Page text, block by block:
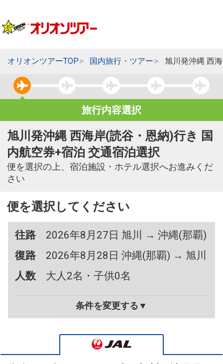
オリオンツアーTOP 国内旅行・ツアー 旭川発沖縄 西
旅行内容選択
旭川発沖縄 西海岸(読谷・恩納)行き 国
内航空券+宿泊 交通宿泊選択
便を選択の上、宿泊施設・ホテル選択へお進みくだ
さい
便を選択してください
往路
2026年8月27日 旭川 → 沖縄(那覇)
復路
2026年8月28日 沖縄(那覇) → 旭川
人数
大人2名・子供0名
条件を変更する▼